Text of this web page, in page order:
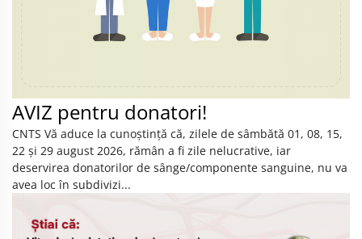
AVIZ pentru donatori!
CNTS Vă aduce la cunoştinţă că, zilele de sâmbătă 01, 08, 15,
22 și 29 august 2026, rămân a fi zile nelucrative, iar
deservirea donatorilor de sânge/componente sanguine, nu va
avea loc în subdivizi...